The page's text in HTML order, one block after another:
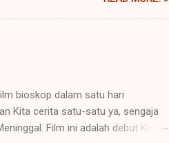
apa sih itu interpretasi puisi?
itu. yang kita tahu, puisi
kita biasanya ngomong “ini apa
bioskop dalam satu hari
Kita cerita satu-satu ya, sengaja
Film ini adalah debut Kristo